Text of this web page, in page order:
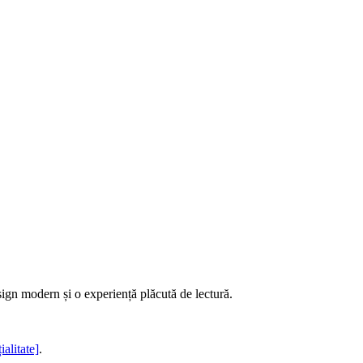
modern și o experiență plăcută de lectură.
.